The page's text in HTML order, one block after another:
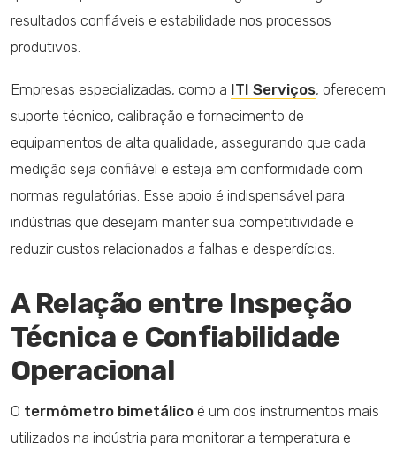
resultados confiáveis e estabilidade nos processos
produtivos.
Empresas especializadas, como a ITI Serviços, oferecem
suporte técnico, calibração e fornecimento de
equipamentos de alta qualidade, assegurando que cada
medição seja confiável e esteja em conformidade com
normas regulatórias. Esse apoio é indispensável para
indústrias que desejam manter sua competitividade e
reduzir custos relacionados a falhas e desperdícios.
A Relação entre Inspeção
Técnica e Confiabilidade
Operacional
O termômetro bimetálico é um dos instrumentos mais
utilizados na indústria para monitorar a temperatura e